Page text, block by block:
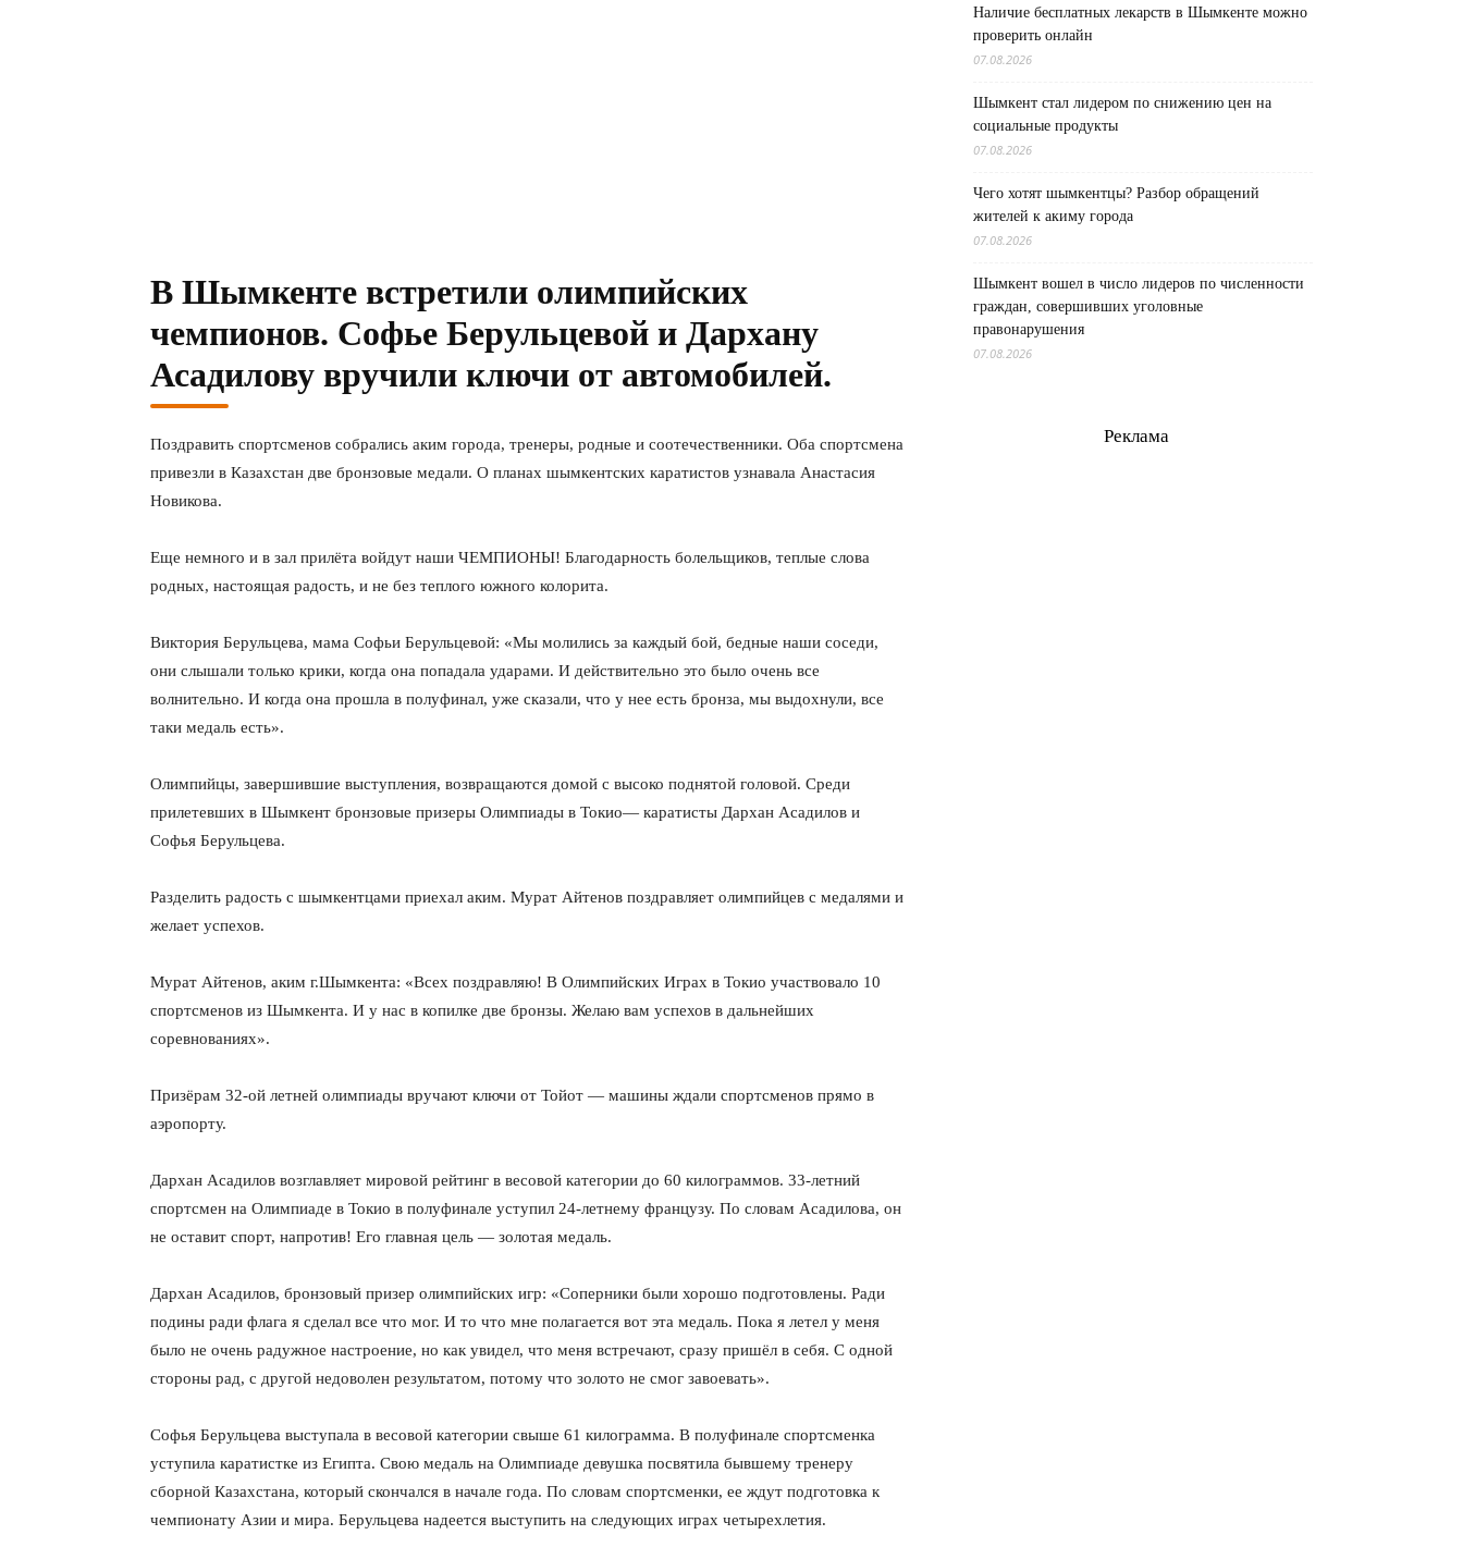
В Шымкенте встретили олимпийских
чемпионов. Софье Берульцевой и Дархану
Асадилову вручили ключи от автомобилей.
Поздравить спортсменов собрались аким города, тренеры, родные и соотечественники. Оба спортсмена
привезли в Казахстан две бронзовые медали. О планах шымкентских каратистов узнавала Анастасия
Новикова.
Еще немного и в зал прилёта войдут наши ЧЕМПИОНЫ! Благодарность болельщиков, теплые слова
родных, настоящая радость, и не без теплого южного колорита.
Виктория Берульцева, мама Софьи Берульцевой: «Мы молились за каждый бой, бедные наши соседи,
они слышали только крики, когда она попадала ударами. И действительно это было очень все
волнительно. И когда она прошла в полуфинал, уже сказали, что у нее есть бронза, мы выдохнули, все
таки медаль есть».
Олимпийцы, завершившие выступления, возвращаются домой с высоко поднятой головой. Среди
прилетевших в Шымкент бронзовые призеры Олимпиады в Токио— каратисты Дархан Асадилов и
Софья Берульцева.
Разделить радость с шымкентцами приехал аким. Мурат Айтенов поздравляет олимпийцев с медалями и
желает успехов.
Мурат Айтенов, аким г.Шымкента: «Всех поздравляю! В Олимпийских Играх в Токио участвовало 10
спортсменов из Шымкента. И у нас в копилке две бронзы. Желаю вам успехов в дальнейших
соревнованиях».
Призёрам 32-ой летней олимпиады вручают ключи от Тойот — машины ждали спортсменов прямо в
аэропорту.
Дархан Асадилов возглавляет мировой рейтинг в весовой категории до 60 килограммов. 33-летний
спортсмен на Олимпиаде в Токио в полуфинале уступил 24-летнему французу. По словам Асадилова, он
не оставит спорт, напротив! Его главная цель — золотая медаль.
Дархан Асадилов, бронзовый призер олимпийских игр: «Соперники были хорошо подготовлены. Ради
подины ради флага я сделал все что мог. И то что мне полагается вот эта медаль. Пока я летел у меня
было не очень радужное настроение, но как увидел, что меня встречают, сразу пришёл в себя. С одной
стороны рад, с другой недоволен результатом, потому что золото не смог завоевать».
Софья Берульцева выступала в весовой категории свыше 61 килограмма. В полуфинале спортсменка
уступила каратистке из Египта. Свою медаль на Олимпиаде девушка посвятила бывшему тренеру
сборной Казахстана, который скончался в начале года. По словам спортсменки, ее ждут подготовка к
чемпионату Азии и мира. Берульцева надеется выступить на следующих играх четырехлетия.
Наличие бесплатных лекарств в Шымкенте можно
проверить онлайн
07.08.2026
Шымкент стал лидером по снижению цен на
социальные продукты
07.08.2026
Чего хотят шымкентцы? Разбор обращений
жителей к акиму города
07.08.2026
Шымкент вошел в число лидеров по численности
граждан, совершивших уголовные
правонарушения
07.08.2026
Реклама